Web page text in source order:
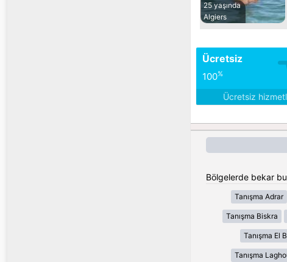
25 yaşında
Algiers
Ücretsiz
100%
Ücretsiz
Bölgelerde bekar
Tanışma Adrar
Tanışma Biskra
Tanışma El
Tanışma